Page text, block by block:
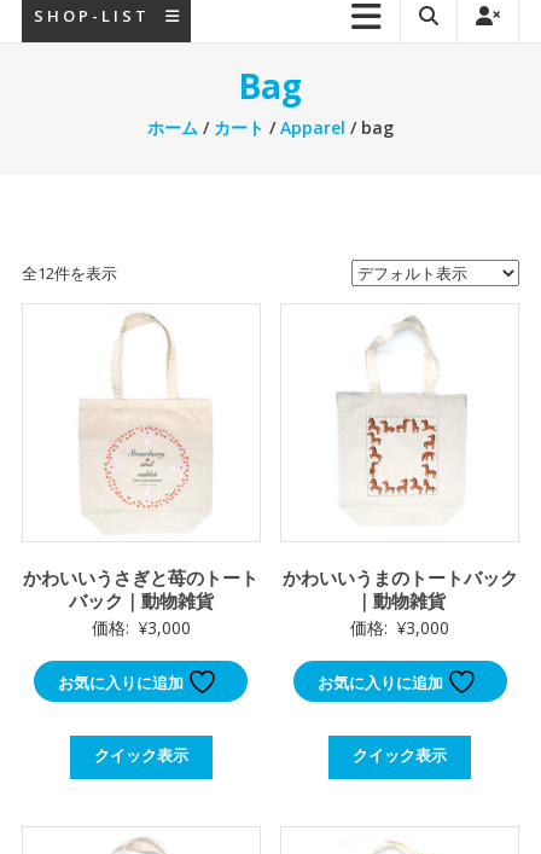
S H O P - L I S T
Bag
ホーム/ カート /Apparel / bag
全12件を表示
かわいいうさぎと苺のトート
バック｜動物雑貨
価格: ¥3,000
お気に入りに追加
クイック表示
かわいいうまのトートバック
｜動物雑貨
価格: ¥3,000
お気に入りに追加
クイック表示